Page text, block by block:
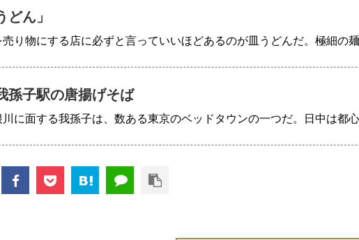
ん」
り物にする店に必ずと言っていいほどあるのが皿うどんだ。極細の
孫子駅の唐揚げそば
に面する我孫子は、数ある東京のベッドタウンの一つだ。日中は都